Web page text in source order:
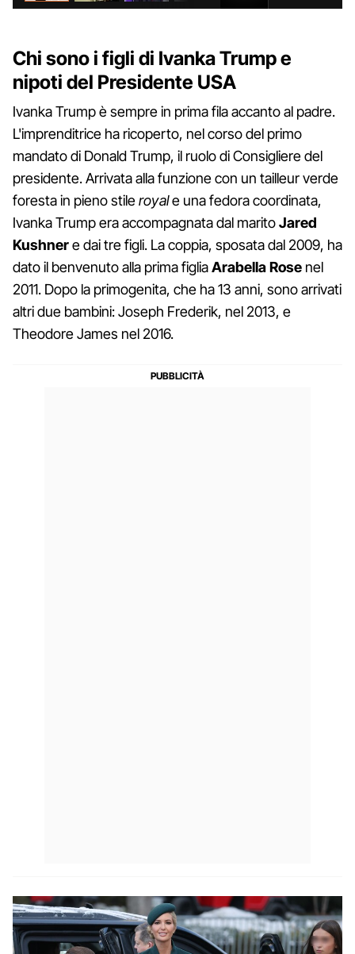
Chi sono i figli di Ivanka Trump e
nipoti del Presidente USA
Ivanka Trump è sempre in prima fila accanto al padre.
L'imprenditrice ha ricoperto, nel corso del primo
mandato di Donald Trump, il ruolo di Consigliere del
presidente. Arrivata alla funzione con un tailleur verde
foresta in pieno stileroyale una fedora coordinata,
Ivanka Trump era accompagnata dal maritoJared
Kushnere dai tre figli. La coppia, sposata dal 2009, ha
dato il benvenuto alla prima figliaArabella Rose nel
2011. Dopo la primogenita, che ha 13 anni, sono arrivati
altri due bambini: Joseph Frederik, nel 2013, e
Theodore James nel 2016.